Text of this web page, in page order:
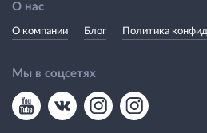
О нас
О компании Блог Политика
Мы в соцсетях